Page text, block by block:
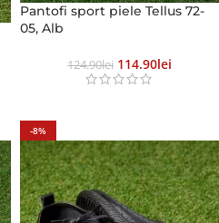
Pantofi sport piele Tellus 72-
05, Alb
124.90Lei 114.90Lei
-8%